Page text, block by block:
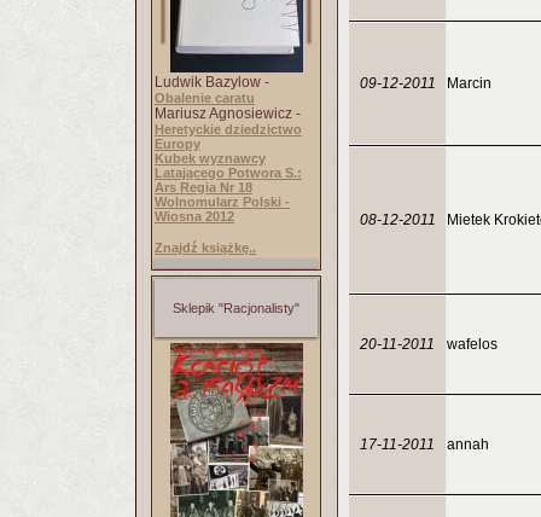
Ludwik Bazylow -
Obalenie caratu
Mariusz Agnosiewicz -
Heretyckie dziedzictwo
Europy
Kubek wyznawcy
Latającego Potwora S.:
Ars Regia Nr 18
Wolnomularz Polski -
Wiosna 2012
Znajdź książkę..
Sklepik "Racjonalisty"
09-12-2011 Marcin
08-12-2011 Mietek
20-11-2011 wafelos
17-11-2011 annah